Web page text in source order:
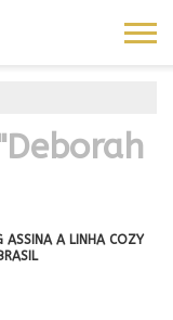
ASSINA A LINHA COZY